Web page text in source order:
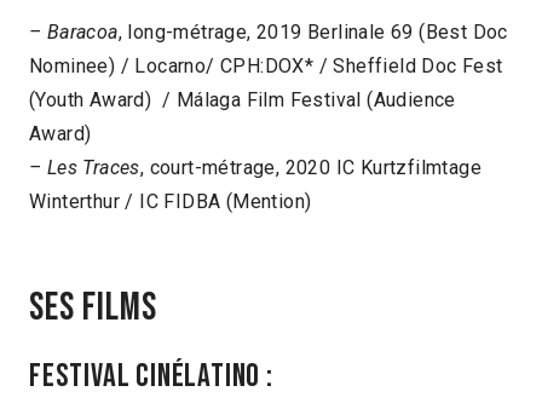
– Baracoa, long-métrage, 2019 Berlinale 69 (Best Doc
Nominee) / Locarno/ CPH:DOX* / Sheffield Doc Fest
(Youth Award) / Málaga Film Festival (Audience
Award)
– Les Traces, court-métrage, 2020 IC Kurtzfilmtage
Winterthur / IC FIDBA (Mention)
Ses films
Festival Cinélatino :